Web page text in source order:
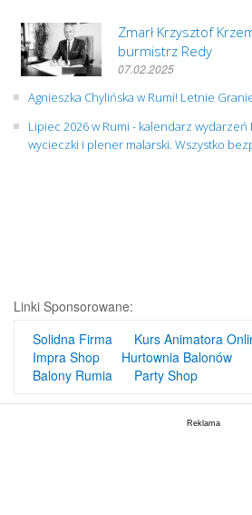
Zmarł Krzysztof
burmistrz Redy
07.02.2025
Agnieszka Chylińska w Rumi! Letnie
Lipiec 2026 w Rumi - kalendarz
wycieczki i plener malarski. Wszystko
Linki Sponsorowane:
Solidna Firma
Kurs Animatora
Impra Shop
Hurtownia Balonów
Balony Rumia
Party Shop